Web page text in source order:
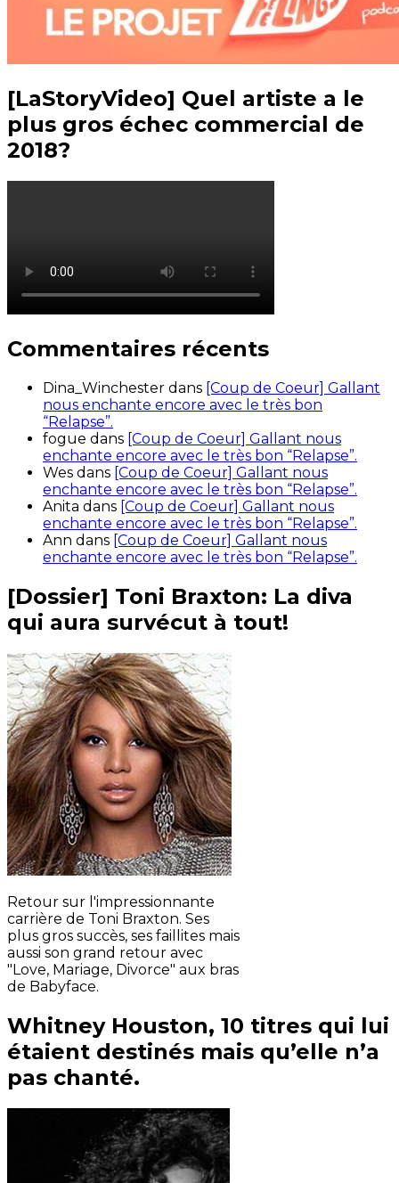
[LaStoryVideo] Quel artiste a le
plus gros échec commercial de
2018?
Commentaires récents
Dina_Winchester dans [Coup de Coeur] Gallant
nous enchante encore avec le très bon
“Relapse”.
fogue dans [Coup de Coeur] Gallant nous
enchante encore avec le très bon “Relapse”.
Wes dans [Coup de Coeur] Gallant nous
enchante encore avec le très bon “Relapse”.
Anita dans [Coup de Coeur] Gallant nous
enchante encore avec le très bon “Relapse”.
Ann dans [Coup de Coeur] Gallant nous
enchante encore avec le très bon “Relapse”.
[Dossier] Toni Braxton: La diva
qui aura survécut à tout!
Retour sur l'impressionnante
carrière de Toni Braxton. Ses
plus gros succès, ses faillites mais
aussi son grand retour avec
"Love, Mariage, Divorce" aux bras
de Babyface.
Whitney Houston, 10 titres qui lui
étaient destinés mais qu’elle n’a
pas chanté.